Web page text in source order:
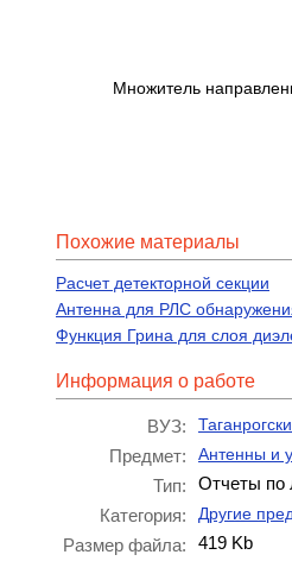
Множитель
Похожие материалы
Расчет детекторной секции
Антенна для РЛС
Функция Грина для слоя
Информация о работе
ВУЗ:
Предмет: Антенны и
Тип:
Отчеты по
Категория:
Другие
Размер файла:
419 Kb